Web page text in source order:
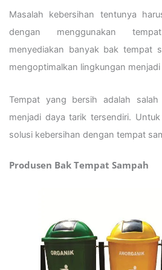
Masalah kebersihan tentunya
dengan menggunakan
menyediakan banyak bak tempat
mengoptimalkan lingkungan
Tempat yang bersih adalah
menjadi daya tarik tersendiri.
solusi kebersihan dengan tempat
Produsen Bak Tempat Sampah